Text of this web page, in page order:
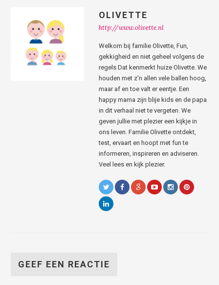
OLIVETTE
http://www.olivette.nl
Welkom bij familie Olivette, Fun,
gekkigheid en niet geheel volgens de
regels Dat kenmerkt huize Olivette. We
houden met z’n allen vele ballen hoog,
maar af en toe valt er eentje. Een
happy mama zijn blije kids en de papa
in dit verhaal niet te vergeten. We
geven jullie met plezier een kijkje in
ons leven. Familie Olivette ontdekt,
test, ervaart en hoopt met fun te
informeren, inspireren en adviseren.
Veel lees en kijk plezier.
GEEF EEN REACTIE